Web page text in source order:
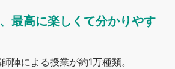
最高に楽しくて分かりやす
陣による授業が約1万種類。